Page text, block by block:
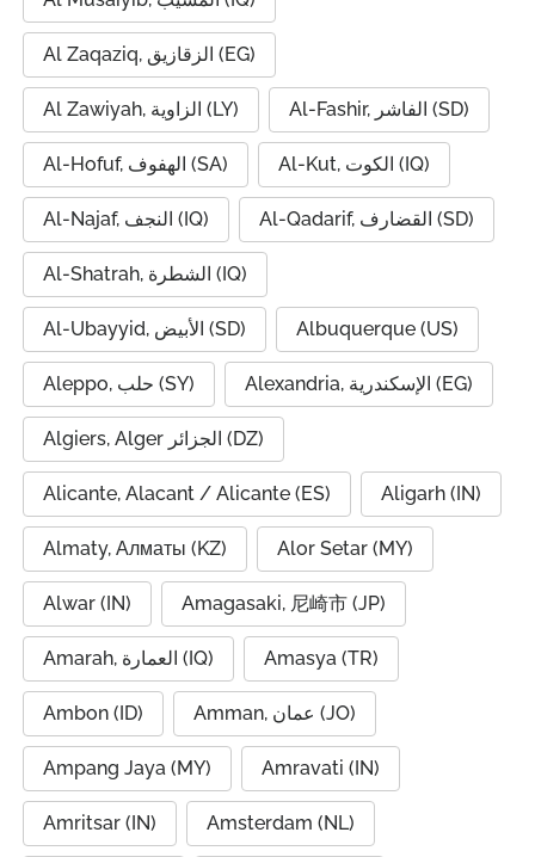
Al Zaqaziq, الزقازيق (EG)
Al Zawiyah, الزاوية (LY) Al-Fashir, الفاشر (SD)
Al-Hofuf, الهفوف (SA) Al-Kut, الكوت (IQ)
Al-Najaf, النجف (IQ) Al-Qadarif, القضارف (SD)
Al-Shatrah, الشطرة (IQ)
Al-Ubayyid, الأبيض (SD) Albuquerque (US)
Aleppo, حلب (SY) Alexandria, الإسكندرية (EG)
Algiers, Alger الجزائر (DZ)
Alicante, Alacant / Alicante (ES) Aligarh (IN)
Almaty, Алматы (KZ) Alor Setar (MY)
Alwar (IN) Amagasaki, 尼崎市 (JP)
Amarah, العمارة (IQ) Amasya (TR)
Ambon (ID) Amman, عمان (JO)
Ampang Jaya (MY) Amravati (IN)
Amritsar (IN) Amsterdam (NL)